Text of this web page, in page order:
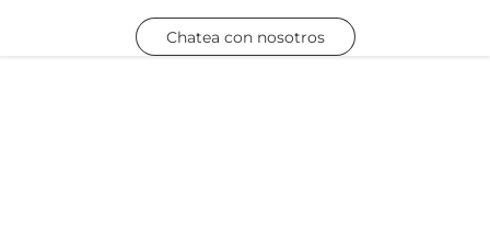
Chatea con nosotros